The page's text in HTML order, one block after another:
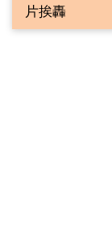
片挨轟